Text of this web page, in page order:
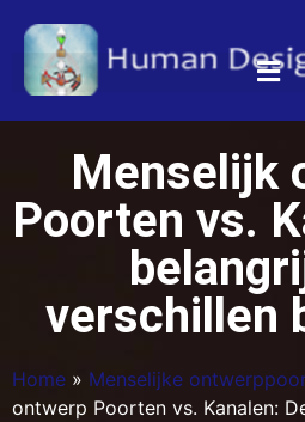
Menselijk
Poorten vs.
verschillen
Home » Menselijke
ontwerp Poorten vs. Kanalen: